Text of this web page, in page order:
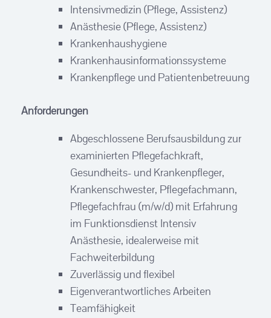
Intensivmedizin (Pflege, Assistenz)
Anästhesie (Pflege, Assistenz)
Krankenhaushygiene
Krankenhausinformationssysteme
Krankenpflege und Patientenbetreuung
Anforderungen
Abgeschlossene Berufsausbildung zur
examinierten Pflegefachkraft,
Gesundheits- und Krankenpfleger,
Krankenschwester, Pflegefachmann,
Pflegefachfrau (m/w/d) mit Erfahrung
im Funktionsdienst Intensiv
Anästhesie, idealerweise mit
Fachweiterbildung
Zuverlässig und flexibel
Eigenverantwortliches Arbeiten
Teamfähigkeit